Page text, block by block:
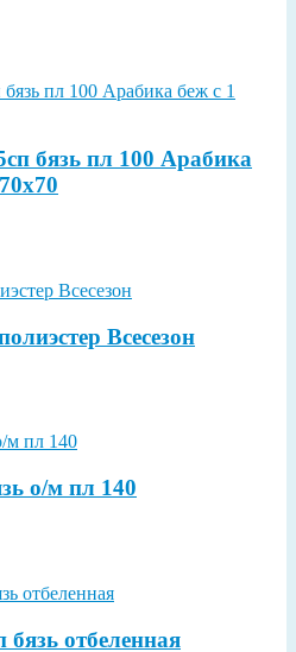
бязь пл 100 Арабика
Всесезон
о/м пл 140
отбеленная